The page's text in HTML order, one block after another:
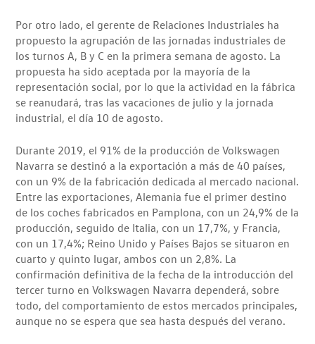
Por otro lado, el gerente de Relaciones Industriales ha
propuesto la agrupación de las jornadas industriales de
los turnos A, B y C en la primera semana de agosto. La
propuesta ha sido aceptada por la mayoría de la
representación social, por lo que la actividad en la fábrica
se reanudará, tras las vacaciones de julio y la jornada
industrial, el día 10 de agosto.
Durante 2019, el 91% de la producción de Volkswagen
Navarra se destinó a la exportación a más de 40 países,
con un 9% de la fabricación dedicada al mercado nacional.
Entre las exportaciones, Alemania fue el primer destino
de los coches fabricados en Pamplona, con un 24,9% de la
producción, seguido de Italia, con un 17,7%, y Francia,
con un 17,4%; Reino Unido y Países Bajos se situaron en
cuarto y quinto lugar, ambos con un 2,8%. La
confirmación definitiva de la fecha de la introducción del
tercer turno en Volkswagen Navarra dependerá, sobre
todo, del comportamiento de estos mercados principales,
aunque no se espera que sea hasta después del verano.